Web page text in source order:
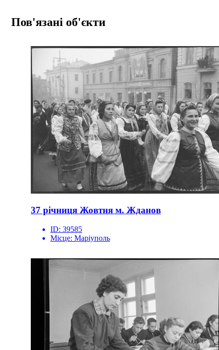
Пов'язані об'єкти
37 річниця Жовтня м. Жданов
ID: 39585
Місце: Маріуполь